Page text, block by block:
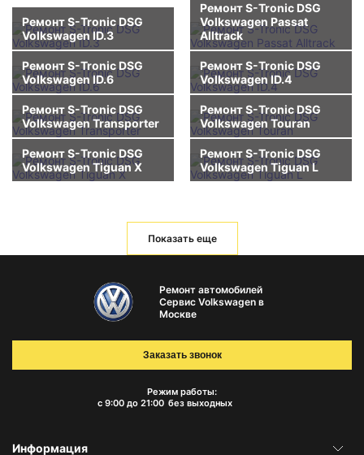
Ремонт S-Tronic DSG
Volkswagen ID.3
Ремонт S-Tronic DSG
Volkswagen Passat
Alltrack
Ремонт S-Tronic DSG
Volkswagen ID.6
Ремонт S-Tronic DSG
Volkswagen ID.4
Ремонт S-Tronic DSG
Volkswagen Transporter
Ремонт S-Tronic DSG
Volkswagen Touran
Ремонт S-Tronic DSG
Volkswagen Tiguan X
Ремонт S-Tronic DSG
Volkswagen Tiguan L
Показать еще
Ремонт автомобилей
Сервис Volkswagen в
Москве
Режим работы:
с 9:00 до 21:00 без выходных
Заказать звонок
Информация